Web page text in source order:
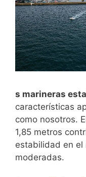
s marineras
características
como nosotros.
1,85 metros
estabilidad en el
moderadas.